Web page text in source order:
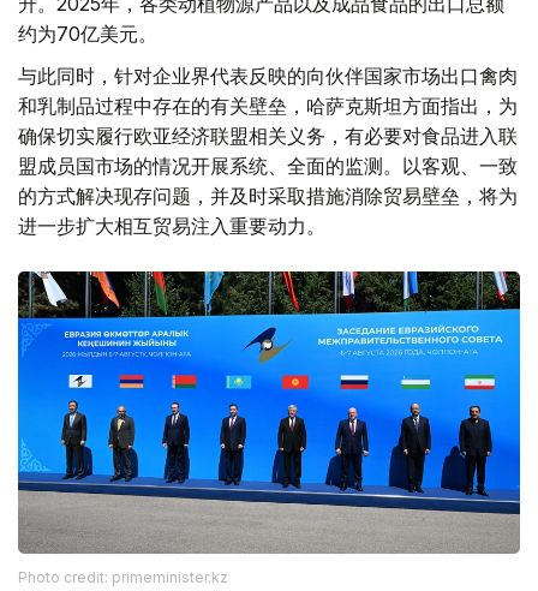
约为70亿美元。
与此同时，针对企业界代表反映的向伙伴国家市场出口禽肉
和乳制品过程中存在的有关壁垒，哈萨克斯坦方面指出，为
确保切实履行欧亚经济联盟相关义务，有必要对食品进入联
盟成员国市场的情况开展系统、全面的监测。以客观、一致
的方式解决现存问题，并及时采取措施消除贸易壁垒，将为
进一步扩大相互贸易注入重要动力。
Photo credit: primeminister.kz